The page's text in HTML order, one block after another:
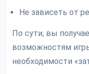
Не зависеть от
По сути, вы
возможностям
необходимости